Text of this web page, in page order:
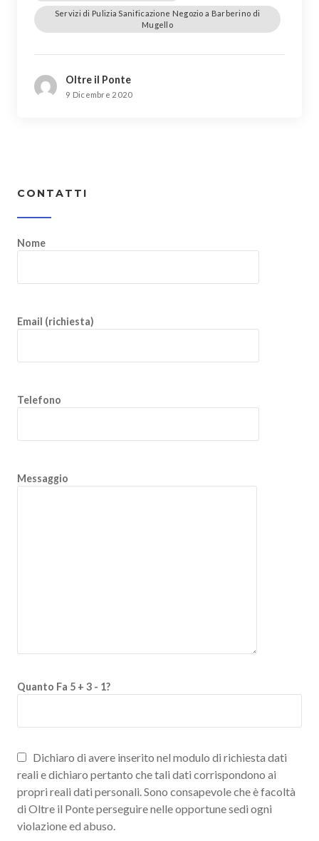
Servizi di Pulizia Sanificazione Negozio a Barberino di
Mugello
Oltre il Ponte
9 Dicembre 2020
CONTATTI
Nome
Email (richiesta)
Telefono
Messaggio
Quanto Fa 5 + 3 - 1?
Dichiaro di avere inserito nel modulo di richiesta dati
reali e dichiaro pertanto che tali dati corrispondono ai
propri reali dati personali. Sono consapevole che è facoltà
di Oltre il Ponte perseguire nelle opportune sedi ogni
violazione ed abuso.